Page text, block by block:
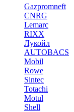
Gazpromneft
CNRG
Lemarc
RIXX
Лукойл
AUTOBACS
Mobil
Rowe
Sintec
Totachi
Motul
Shell